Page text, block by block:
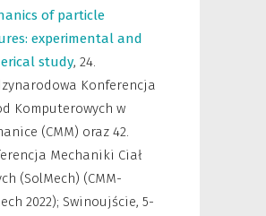
of particle
experimental and
study, 24.
Konferencja
Komputerowych w
(CMM) oraz 42.
Mechaniki Ciał
(SolMech) (CMM-
2022); Swinoujście, 5-